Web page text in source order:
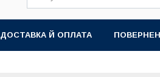
ДОСТАВКА Й ОПЛАТА